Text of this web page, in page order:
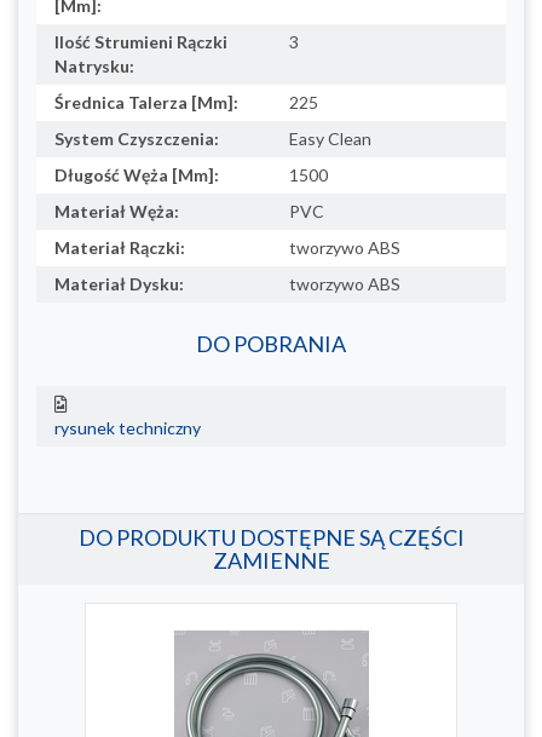
[Mm]:
Ilość Strumieni Rączki
Natrysku:
3
Średnica Talerza [Mm]:
225
System Czyszczenia:
Easy Clean
Długość Węża [Mm]:
1500
Materiał Węża:
PVC
Materiał Rączki:
tworzywo ABS
Materiał Dysku:
tworzywo ABS
DO POBRANIA
rysunek techniczny
DO PRODUKTU DOSTĘPNE SĄ CZĘŚCI
ZAMIENNE